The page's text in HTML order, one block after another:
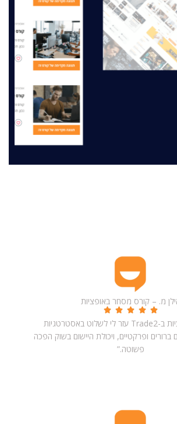
מ. – קורס מסחר באופציות
“קורס האופציות ב-Trade2 עזר לי לשלוט באסטרטגיות
ברורים ופרקטיים, ויכולת היישום בשוק הפכה
פשוטה.”